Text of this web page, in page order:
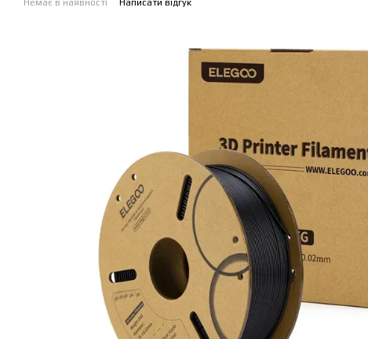
Немає в наявності Написати відгук